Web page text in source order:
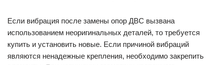
Если вибрация после замены опор ДВС вызвана
использованием неоригинальных деталей, то требуется
купить и установить новые. Если причиной вибраций
являются ненадежные крепления, необходимо закрепить